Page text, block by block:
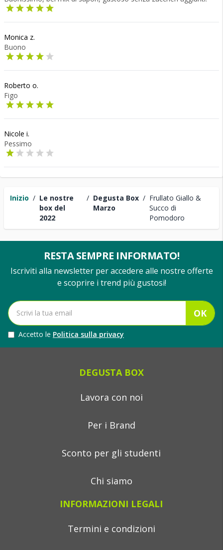
Inizio / Le nostre
box del
2022
/ Degusta Box
Marzo
/ Frullato Giallo &
Succo di
Pomodoro
Monica z.
Buono
Roberto o.
Figo
Nicole i.
Pessimo
RESTA SEMPRE INFORMATO!
Iscriviti alla newsletter per accedere alle nostre offerte
e scoprire i trend più gustosi!
OK
Accetto le Politica sulla privacy
DEGUSTA BOX
Lavora con noi
Per i Brand
Sconto per gli studenti
Chi siamo
INFORMAZIONI LEGALI
Termini e condizioni